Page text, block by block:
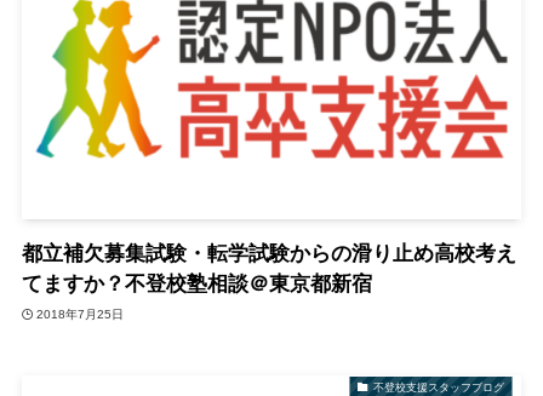
都立補欠募集試験・転学試験からの滑り止め高校考え
てますか？不登校塾相談＠東京都新宿
2018年7月25日
不登校支援スタッフブログ